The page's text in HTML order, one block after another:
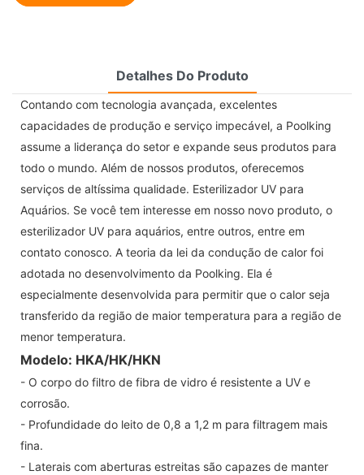
Detalhes Do Produto
Contando com tecnologia avançada, excelentes
capacidades de produção e serviço impecável, a Poolking
assume a liderança do setor e expande seus produtos para
todo o mundo. Além de nossos produtos, oferecemos
serviços de altíssima qualidade. Esterilizador UV para
Aquários. Se você tem interesse em nosso novo produto, o
esterilizador UV para aquários, entre outros, entre em
contato conosco. A teoria da lei da condução de calor foi
adotada no desenvolvimento da Poolking. Ela é
especialmente desenvolvida para permitir que o calor seja
transferido da região de maior temperatura para a região de
menor temperatura.
Modelo: HKA/HK/HKN
- O corpo do filtro de fibra de vidro é resistente a UV e
corrosão.
- Profundidade do leito de 0,8 a 1,2 m para filtragem mais
fina.
- Laterais com aberturas estreitas são capazes de manter